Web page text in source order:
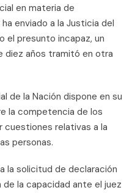
en materia de
enviado a la Justicia del
el presunto incapaz, un
diez años tramitó en otra
de la Nación dispone en su
la competencia de los
cuestiones relativas a la
personas.
la solicitud de declaración
la capacidad ante el juez